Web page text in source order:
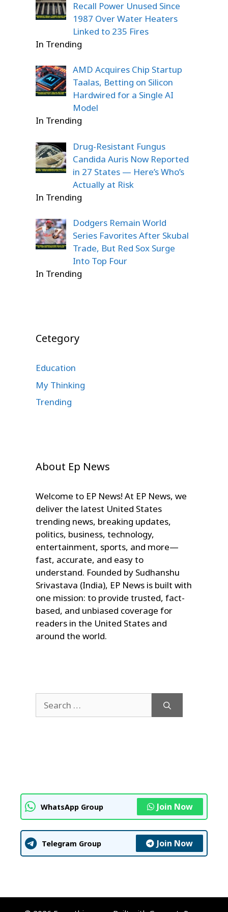
Recall Power Unused Since
1987 Over Water Heaters
Linked to 235 Fires
In Trending
AMD Acquires Chip Startup
Taalas, Betting on Silicon
Hardwired for a Single AI
Model
In Trending
Drug-Resistant Fungus
Candida Auris Now Reported
in 27 States — Here’s Who’s
Actually at Risk
In Trending
Dodgers Remain World
Series Favorites After Skubal
Trade, But Red Sox Surge
Into Top Four
In Trending
Cetegory
Education
My Thinking
Trending
About Ep News
Welcome to EP News! At EP News, we
deliver the latest United States
trending news, breaking updates,
politics, business, technology,
entertainment, sports, and more—
fast, accurate, and easy to
understand. Founded by Sudhanshu
Srivastava (India), EP News is built with
one mission: to provide trusted, fact-
based, and unbiased coverage for
readers in the United States and
around the world.
for:
WhatsApp Group Join Now
Telegram Group Join Now